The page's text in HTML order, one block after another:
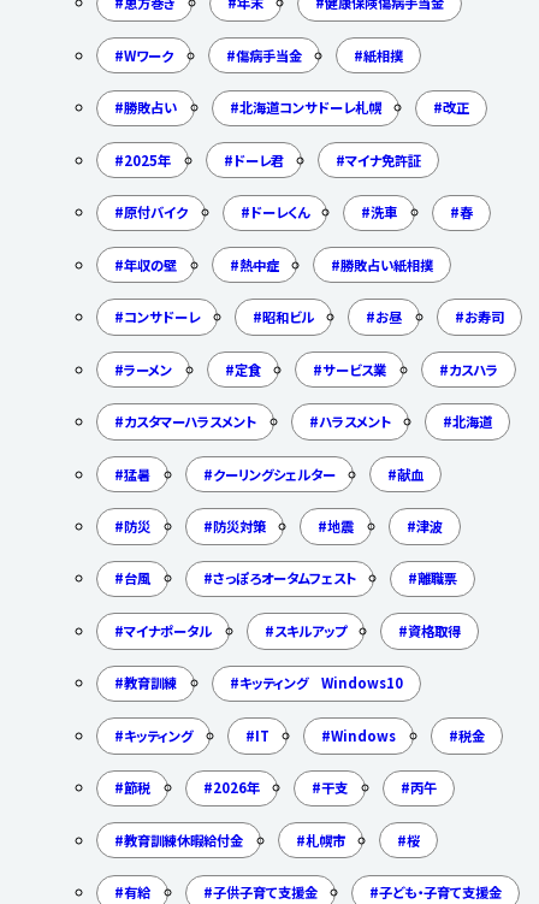
Wワーク 傷病手当金 紙相撲
勝敗占い 北海道コンサドーレ札幌 改正
2025年 ドーレ君 マイナ免許証
原付バイク ドーレくん 洗車 春
年収の壁 熱中症 勝敗占い紙相撲
コンサドーレ 昭和ビル お昼 お寿司
ラーメン 定食 サービス業 カスハラ
カスタマーハラスメント ハラスメント 北海道
猛暑 クーリングシェルター 献血
防災 防災対策 地震 津波
台風 さっぽろオータムフェスト 離職票
マイナポータル スキルアップ 資格取得
教育訓練 キッティング Windows10
キッティング IT Windows 税金
節税 2026年 干支 丙午
教育訓練休暇給付金 札幌市 桜
有給 子供子育て支援金 子ども・子育て支援金